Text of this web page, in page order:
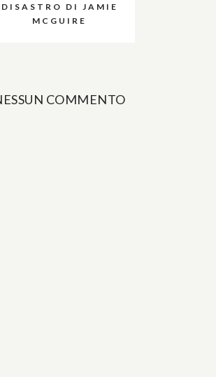
DISASTRO DI JAMIE
MCGUIRE
COMMENTO